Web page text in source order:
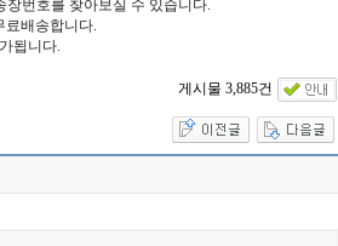
번호를 찾아보실 수 있습니다.
료배송합니다.
됩니다.
게시물 3,885건